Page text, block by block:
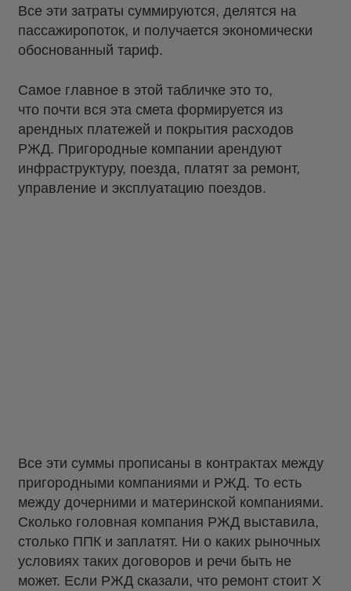
Все эти затраты суммируются, делятся на
пассажиропоток, и получается экономически
обоснованный тариф.
Самое главное в этой табличке это то,
что почти вся эта смета формируется из
арендных платежей и покрытия расходов
РЖД. Пригородные компании арендуют
инфраструктуру, поезда, платят за ремонт,
управление и эксплуатацию поездов.
Все эти суммы прописаны в контрактах между
пригородными компаниями и РЖД. То есть
между дочерними и материнской компаниями.
Сколько головная компания РЖД выставила,
столько ППК и заплатят. Ни о каких рыночных
условиях таких договоров и речи быть не
может. Если РЖД сказали, что ремонт стоит Х